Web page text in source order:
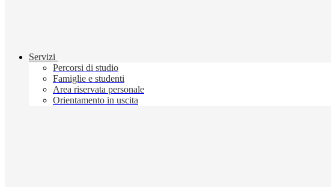
Servizi
Percorsi di studio
Famiglie e studenti
Area riservata personale
Orientamento in uscita